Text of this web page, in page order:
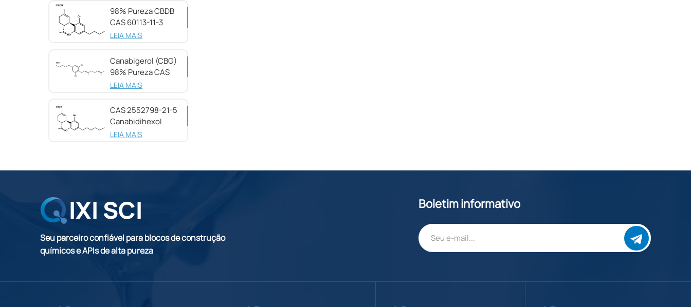
98% Pureza CBDB
CAS 60113-11-3
LEIA MAIS
Canabigerol (CBG)
98% Pureza CAS
25654-31-3
LEIA MAIS
CAS 2552798-21-5
Canabidihexol
(CBDH), 98%
LEIA MAIS
Seu parceiro confiável para blocos de construção
químicos e APIs de alta pureza
Boletim informativo